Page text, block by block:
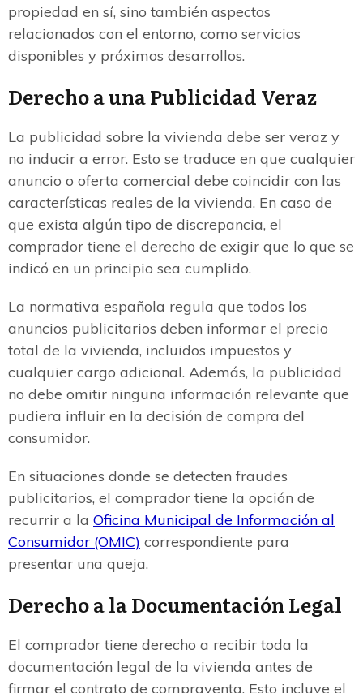
propiedad en sí, sino también aspectos
relacionados con el entorno, como servicios
disponibles y próximos desarrollos.
Derecho a una Publicidad Veraz
La publicidad sobre la vivienda debe ser veraz y
no inducir a error. Esto se traduce en que cualquier
anuncio o oferta comercial debe coincidir con las
características reales de la vivienda. En caso de
que exista algún tipo de discrepancia, el
comprador tiene el derecho de exigir que lo que se
indicó en un principio sea cumplido.
La normativa española regula que todos los
anuncios publicitarios deben informar el precio
total de la vivienda, incluidos impuestos y
cualquier cargo adicional. Además, la publicidad
no debe omitir ninguna información relevante que
pudiera influir en la decisión de compra del
consumidor.
En situaciones donde se detecten fraudes
publicitarios, el comprador tiene la opción de
recurrir a la Oficina Municipal de Información al
Consumidor (OMIC) correspondiente para
presentar una queja.
Derecho a la Documentación Legal
El comprador tiene derecho a recibir toda la
documentación legal de la vivienda antes de
firmar el contrato de compraventa. Esto incluye el